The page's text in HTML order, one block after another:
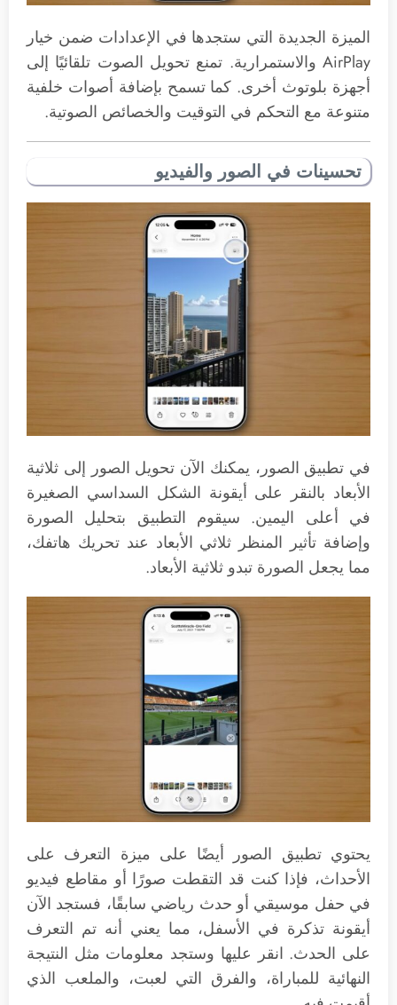
الميزة الجديدة التي ستجدها في الإعدادات ضمن خيار
AirPlay والاستمرارية. تمنع تحويل الصوت تلقائيًا إلى
أجهزة بلوتوث أخرى. كما تسمح بإضافة أصوات خلفية
متنوعة مع التحكم في التوقيت والخصائص الصوتية.
تحسينات في الصور والفيديو
في تطبيق الصور، يمكنك الآن تحويل الصور إلى ثلاثية
الأبعاد بالنقر على أيقونة الشكل السداسي الصغيرة
في أعلى اليمين. سيقوم التطبيق بتحليل الصورة
وإضافة تأثير المنظر ثلاثي الأبعاد عند تحريك هاتفك،
مما يجعل الصورة تبدو ثلاثية الأبعاد.
يحتوي تطبيق الصور أيضًا على ميزة التعرف على
الأحداث، فإذا كنت قد التقطت صورًا أو مقاطع فيديو
في حفل موسيقي أو حدث رياضي سابقًا، فستجد الآن
أيقونة تذكرة في الأسفل، مما يعني أنه تم التعرف
على الحدث. انقر عليها وستجد معلومات مثل النتيجة
النهائية للمباراة، والفرق التي لعبت، والملعب الذي